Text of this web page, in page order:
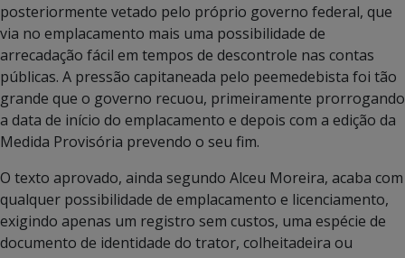
posteriormente vetado pelo próprio governo federal, que
via no emplacamento mais uma possibilidade de
arrecadação fácil em tempos de descontrole nas contas
públicas. A pressão capitaneada pelo peemedebista foi tão
grande que o governo recuou, primeiramente prorrogando
a data de início do emplacamento e depois com a edição da
Medida Provisória prevendo o seu fim.
O texto aprovado, ainda segundo Alceu Moreira, acaba com
qualquer possibilidade de emplacamento e licenciamento,
exigindo apenas um registro sem custos, uma espécie de
documento de identidade do trator, colheitadeira ou